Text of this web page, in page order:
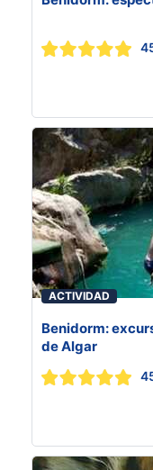
ACTIVIDAD
Benidorm:
de Algar